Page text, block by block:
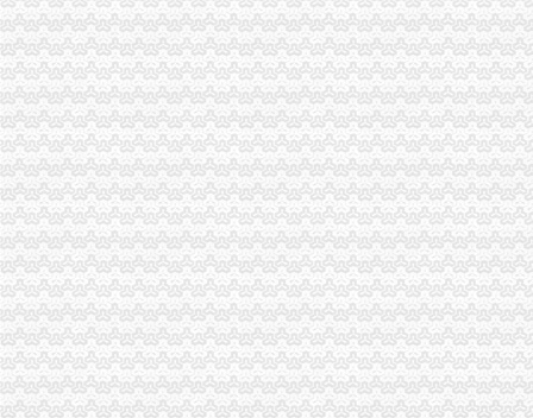
个体工商户-顶呱呱,一站式企业服务平台
重庆市渝北区酒类公司_【电话地址_招聘信息_注册信息_信用信息_诉
渝北周边
听下2016重庆渝北附近楼盘价格如何？_商品房_土巴兔问吧
【重庆市渝北区两路商铺出租渝北渝北周边商铺出租】-个人房源网重庆
重庆渝北附近有哪些会计培训班?-知乎
想解决娃儿读书问题,求良心推荐渝北附近的教育盘！-重庆搜狐焦点
重庆渝北区附近有哪些好玩的地方。-家居装修互动问答
松树桥注册外贸公司
硚口网站建设\网站推广选富喜网络公司-专注于硚口网站建设,网
恩施建
全国总工会新闻_中国网
爱上你是我的错超好看小说-家在深圳
【北京红酒进口外贸代理清关付汇】厂家,价格,图片_天津虎桥报关
一碗水注册外贸公司
行业：两会看“改”,新版基本物目录扩容近一倍,2012年
【完结】终于等来告白,84年女银,回忆十年暗恋时光